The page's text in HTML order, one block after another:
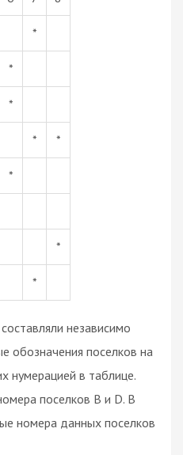
*
*
*
* *
*
*
*
независимо
обозначения поселков на
нумерацией в таблице.
поселков B и D. В
номера данных поселков